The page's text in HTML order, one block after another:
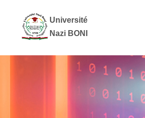
Université
Nazi BONI